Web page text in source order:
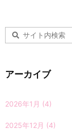
アーカイブ
2026年1月 (4)
2025年12月 (4)